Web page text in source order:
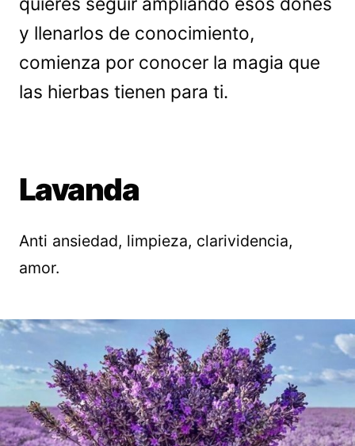
y llenarlos de conocimiento,
comienza por conocer la magia que
las hierbas tienen para ti.
Lavanda
Anti ansiedad, limpieza, clarividencia,
amor.